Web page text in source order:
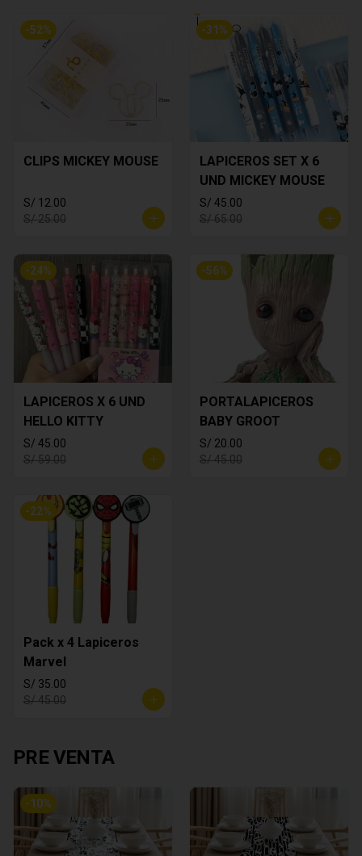
-52%
CLIPS MICKEY MOUSE
S/ 12.00
S/ 25.00
-31 %
LAPICEROS SET X 6
UND MICKEY MOUSE
S/ 45.00
S/ 65.00
-24%
LAPICEROS X 6 UND
HELLO KITTY
S/ 45.00
S/ 59.00
-56%
PORTALAPICEROS
BABY GROOT
S/ 20.00
S/ 45.00
-22%
Pack x 4 Lapiceros
Marvel
S/ 35.00
S/ 45.00
PRE VENTA
-10%